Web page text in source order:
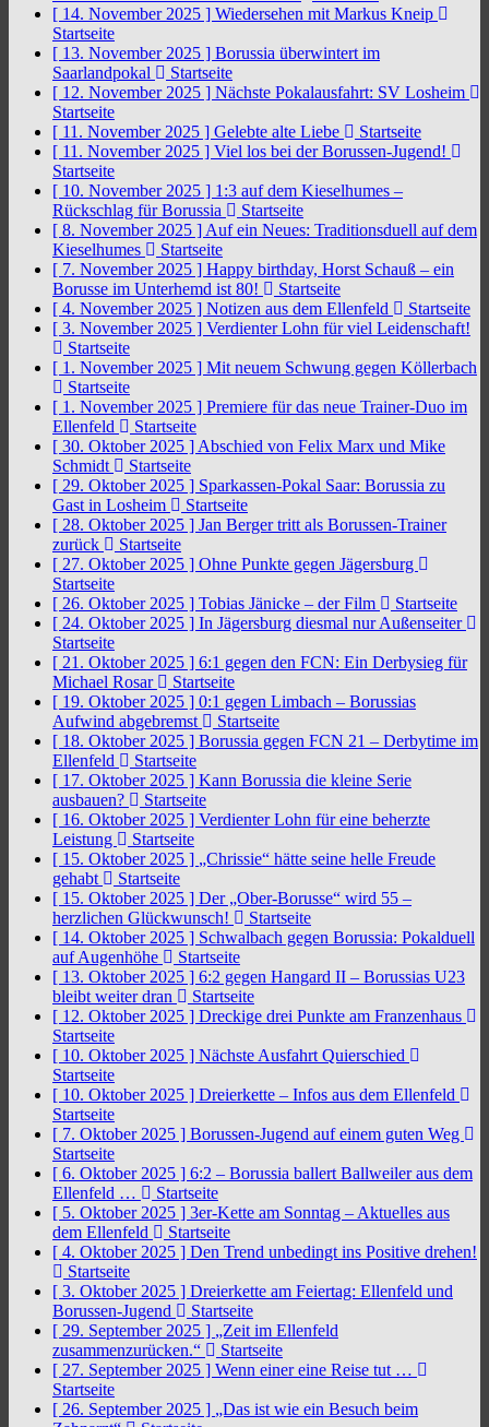
[ 14. November 2025 ] Wiedersehen mit Markus Kneip
Startseite
[ 13. November 2025 ] Borussia überwintert im
Saarlandpokal
Startseite
[ 12. November 2025 ] Nächste Pokalausfahrt: SV Losheim
Startseite
[ 11. November 2025 ] Gelebte alte Liebe
Startseite
[ 11. November 2025 ] Viel los bei der Borussen-Jugend!
Startseite
[ 10. November 2025 ] 1:3 auf dem Kieselhumes –
Rückschlag für Borussia
Startseite
[ 8. November 2025 ] Auf ein Neues: Traditionsduell auf dem
Kieselhumes
Startseite
[ 7. November 2025 ] Happy birthday, Horst Schauß – ein
Borusse im Unterhemd ist 80!
Startseite
[ 4. November 2025 ] Notizen aus dem Ellenfeld
Startseite
[ 3. November 2025 ] Verdienter Lohn für viel Leidenschaft!
Startseite
[ 1. November 2025 ] Mit neuem Schwung gegen Köllerbach
Startseite
[ 1. November 2025 ] Premiere für das neue Trainer-Duo im
Ellenfeld
Startseite
[ 30. Oktober 2025 ] Abschied von Felix Marx und Mike
Schmidt
Startseite
[ 29. Oktober 2025 ] Sparkassen-Pokal Saar: Borussia zu
Gast in Losheim
Startseite
[ 28. Oktober 2025 ] Jan Berger tritt als Borussen-Trainer
zurück
Startseite
[ 27. Oktober 2025 ] Ohne Punkte gegen Jägersburg
Startseite
[ 26. Oktober 2025 ] Tobias Jänicke – der Film
Startseite
[ 24. Oktober 2025 ] In Jägersburg diesmal nur Außenseiter
Startseite
[ 21. Oktober 2025 ] 6:1 gegen den FCN: Ein Derbysieg für
Michael Rosar
Startseite
[ 19. Oktober 2025 ] 0:1 gegen Limbach – Borussias
Aufwind abgebremst
Startseite
[ 18. Oktober 2025 ] Borussia gegen FCN 21 – Derbytime im
Ellenfeld
Startseite
[ 17. Oktober 2025 ] Kann Borussia die kleine Serie
ausbauen?
Startseite
[ 16. Oktober 2025 ] Verdienter Lohn für eine beherzte
Leistung
Startseite
[ 15. Oktober 2025 ] „Chrissie“ hätte seine helle Freude
gehabt
Startseite
[ 15. Oktober 2025 ] Der „Ober-Borusse“ wird 55 –
herzlichen Glückwunsch!
Startseite
[ 14. Oktober 2025 ] Schwalbach gegen Borussia: Pokalduell
auf Augenhöhe
Startseite
[ 13. Oktober 2025 ] 6:2 gegen Hangard II – Borussias U23
bleibt weiter dran
Startseite
[ 12. Oktober 2025 ] Dreckige drei Punkte am Franzenhaus
Startseite
[ 10. Oktober 2025 ] Nächste Ausfahrt Quierschied
Startseite
[ 10. Oktober 2025 ] Dreierkette – Infos aus dem Ellenfeld
Startseite
[ 7. Oktober 2025 ] Borussen-Jugend auf einem guten Weg
Startseite
[ 6. Oktober 2025 ] 6:2 – Borussia ballert Ballweiler aus dem
Ellenfeld …
Startseite
[ 5. Oktober 2025 ] 3er-Kette am Sonntag – Aktuelles aus
dem Ellenfeld
Startseite
[ 4. Oktober 2025 ] Den Trend unbedingt ins Positive drehen!
Startseite
[ 3. Oktober 2025 ] Dreierkette am Feiertag: Ellenfeld und
Borussen-Jugend
Startseite
[ 29. September 2025 ] „Zeit im Ellenfeld
zusammenzurücken.“
Startseite
[ 27. September 2025 ] Wenn einer eine Reise tut …
Startseite
[ 26. September 2025 ] „Das ist wie ein Besuch beim